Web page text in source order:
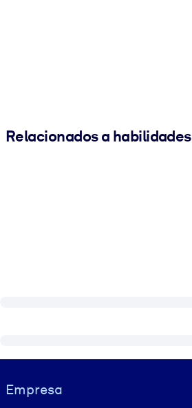
Relacionados a habilidades
Visually hidden Text
Empresa